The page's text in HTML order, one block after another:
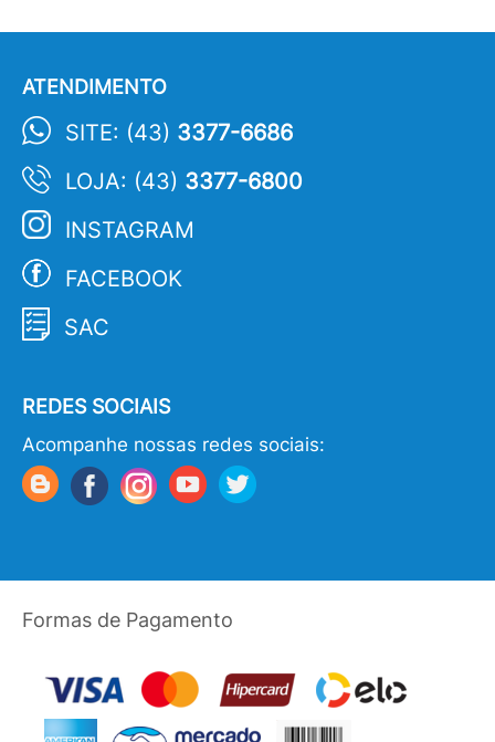
ATENDIMENTO
SITE: (43) 3377-6686
LOJA: (43) 3377-6800
INSTAGRAM
FACEBOOK
SAC
REDES SOCIAIS
Acompanhe nossas redes sociais:
Formas de Pagamento